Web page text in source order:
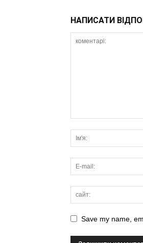
НАПИСАТИ
Save my name,